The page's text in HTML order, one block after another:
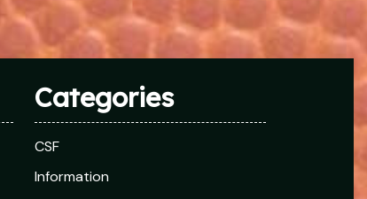
Categories
CSF
Information